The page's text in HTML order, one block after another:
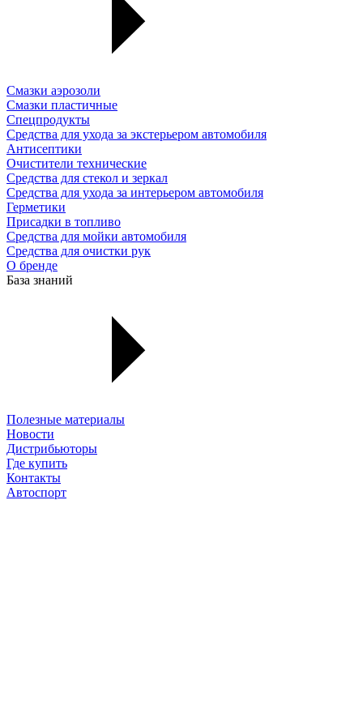
Смазки аэрозоли
Смазки пластичные
Спецпродукты
Средства для ухода за экстерьером автомобиля
Антисептики
Очистители технические
Средства для стекол и зеркал
Средства для ухода за интерьером автомобиля
Герметики
Присадки в топливо
Средства для мойки автомобиля
Средства для очистки рук
О бренде
База знаний
Полезные материалы
Новости
Дистрибьюторы
Где купить
Контакты
Автоспорт